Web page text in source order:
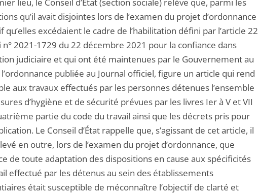
lieu, le Conseil d’État (section sociale) relève que, parmi les
qu’il avait disjointes lors de l’examen du projet d’ordonnance
qu’elles excédaient le cadre de l’habilitation défini par l’article 22
n° 2021-1729 du 22 décembre 2021 pour la confiance dans
judiciaire et qui ont été maintenues par le Gouvernement au
publiée au Journal officiel, figure un article qui rend
aux travaux effectués par les personnes détenues l’ensemble
d’hygiène et de sécurité prévues par les livres Ier à V et VII
partie du code du travail ainsi que les décrets pris pour
Le Conseil d’État rappelle que, s’agissant de cet article, il
en outre, lors de l’examen du projet d’ordonnance, que
de toute adaptation des dispositions en cause aux spécificités
effectué par les détenus au sein des établissements
était susceptible de méconnaître l’objectif de clarté et